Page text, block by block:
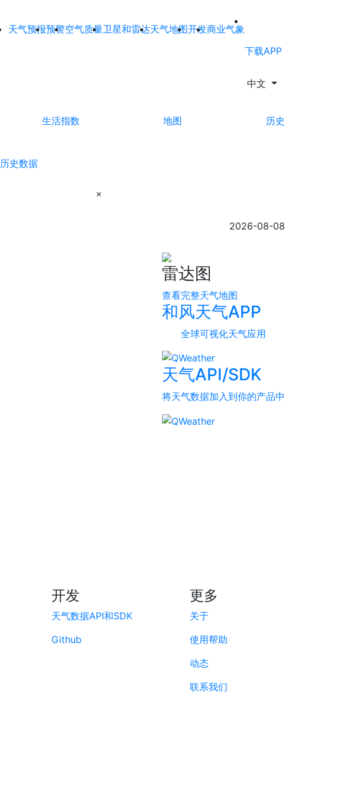
天气预报预警空气质量卫星和雷达天气地图开发商业气象
下载APP
中文
生活指数 地图
历史
历史数据
×
2026-08-08
雷达图
查看完整天气地图
和风天气APP
全球可视化天气应用
天气API/SDK
将天气数据加入到你的产品中
开发
天气数据API和SDK
Github
更多
关于
使用帮助
动态
联系我们